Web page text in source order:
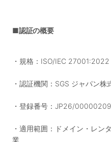
■認証の概要
・規格：ISO/IEC 27001:2022
・認証機関：SGS ジャパン株
・登録番号：JP26/00000209
・適用範囲：ドメイン・レン
業